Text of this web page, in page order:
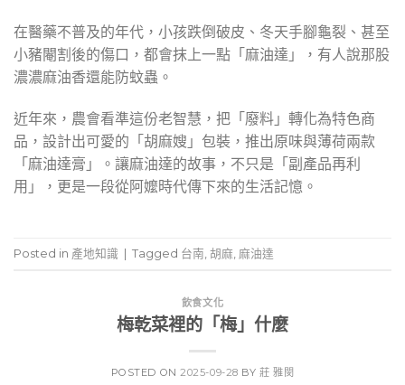
在醫藥不普及的年代，小孩跌倒破皮、冬天手腳龜裂、甚至
小豬閹割後的傷口，都會抹上一點「麻油達」，有人說那股
濃濃麻油香還能防蚊蟲。
近年來，農會看準這份老智慧，把「廢料」轉化為特色商
品，設計出可愛的「胡麻嫂」包裝，推出原味與薄荷兩款
「麻油達膏」。讓麻油達的故事，不只是「副產品再利
用」，更是一段從阿嬤時代傳下來的生活記憶。
Posted in 產地知識 | Tagged 台南 胡麻 麻油達
飲食文化
梅乾菜裡的「梅」什麼
POSTED ON2025-09-28 BY莊 雅閔